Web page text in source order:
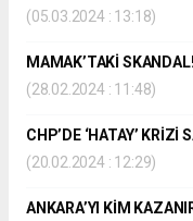
(05.03.2024 : 13:18)
MAMAK’TAKİ
(28.02.2024 : 11:48)
CHP’DE ‘HATAY’ KRİZİ
(20.02.2024 : 12:29)
ANKARA’YI KİM